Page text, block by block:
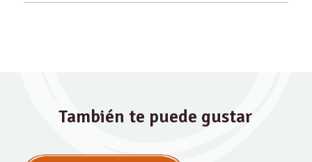
También te puede gustar